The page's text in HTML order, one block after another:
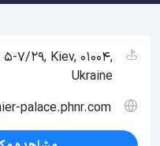
7/29, Kiev, 01004,
Ukraine
palace.phnr.com